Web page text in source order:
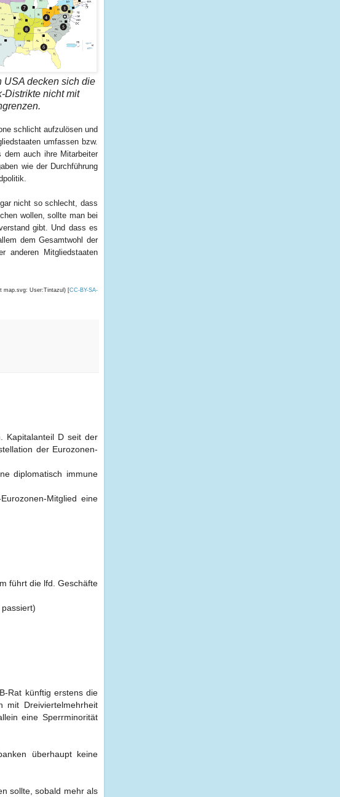
USA decken sich die
Distrikte nicht mit
schlicht aufzulösen und
umfassen bzw.
dem auch ihre Mitarbeiter
wie der Durchführung
nicht so schlecht, dass
wollen, sollte man bei
gibt. Und dass es
dem Gesamtwohl der
anderen Mitgliedstaaten
map.svg: User:Tintazul) [CC-BY-SA-
Kapitalanteil D seit der
der Eurozonen-
diplomatisch immune
Mitglied eine
führt die lfd. Geschäfte
Rat künftig erstens die
mit Dreiviertelmehrheit
eine Sperrminorität
überhaupt keine
sollte, sobald mehr als